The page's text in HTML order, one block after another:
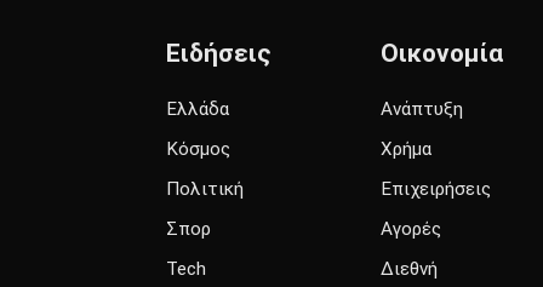
Ειδήσεις
Ελλάδα
Κόσμος
Πολιτική
Σπορ
Tech
Οικονομία
Ανάπτυξη
Χρήμα
Επιχειρήσεις
Αγορές
Διεθνή